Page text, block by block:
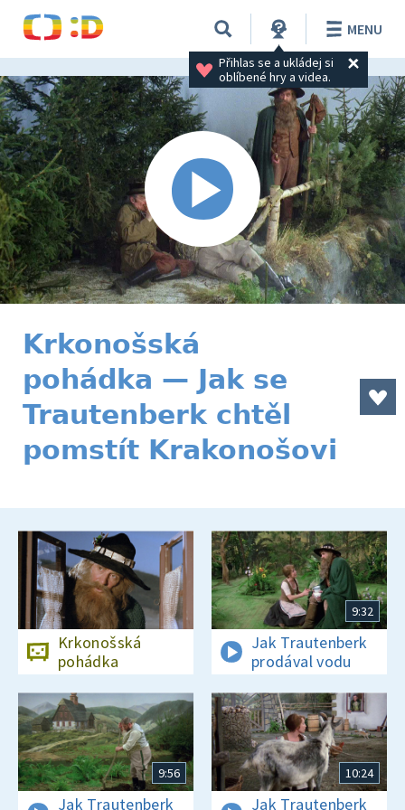
Přihlas se a ukládej si
oblíbené hry a videa.
MENU
Krkonošská
pohádka — Jak se
Trautenberk chtěl
pomstít Krakonošovi
Krkonošská
pohádka
9:32
Jak Trautenberk
prodával vodu
9:56
Jak Trautenberk
10:24
Jak Trautenberk